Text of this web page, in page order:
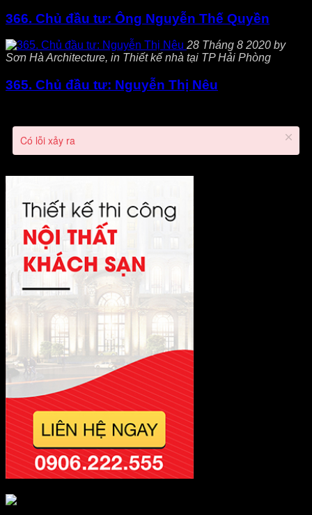
366. Chủ đầu tư: Ông Nguyễn Thế Quyền
28 Tháng 8 2020 by
Sơn Hà Architecture, in Thiết kế nhà tại TP Hải Phòng
365. Chủ đầu tư: Nguyễn Thị Nêu
Có lỗi xảy ra